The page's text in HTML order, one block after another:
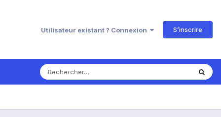
Utilisateur existant ? Connexion S’inscrire